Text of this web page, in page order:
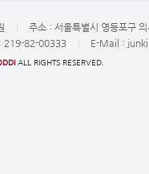
주소 : 서울특별시 영등포구
219-82-00333 E-Mail :
ALL RIGHTS RESERVED.